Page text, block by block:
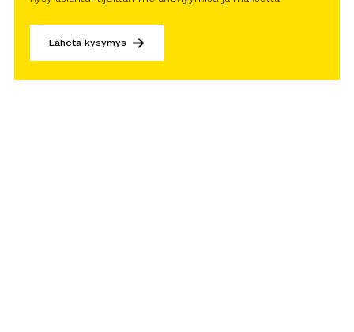
Lähetä kysymys